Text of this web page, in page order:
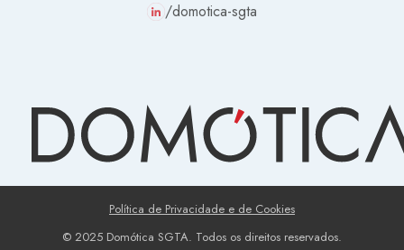
/domotica-sgta
Política de Privacidade e de Cookies
© 2025 Domótica SGTA. Todos os direitos reservados.